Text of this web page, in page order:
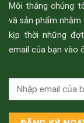
Mỗi tháng chúng
và sản phẩm
kịp thời những
email của bạn vào